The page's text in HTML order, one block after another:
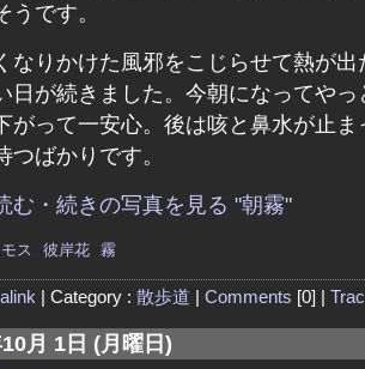
うです。
なりかけた風邪をこじらせて熱が出
日が続きました。今朝になってやっ
がって一安心。後は咳と鼻水が止ま
つばかりです。
む・続きの写真を見る "朝霧"
ス 彼岸花 霧
| Category : 散歩道 Comments [0] |
月 1日 (月曜日)